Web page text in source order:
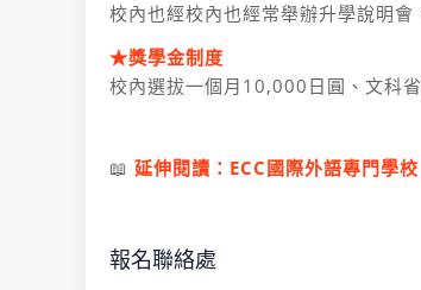
校內也經校內也經常舉辦升學說明
★獎學金制度
校內選拔一個月10,000日圓、文科
📖 延伸閱讀： ECC國際外語專門學
報名聯絡處